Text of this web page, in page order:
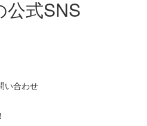
公式SNS
い合わせ